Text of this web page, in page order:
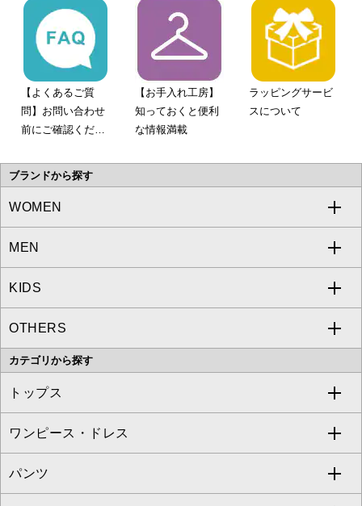
【よくあるご質
問】お問い合わせ
前にご確認くださ
【お手入れ工房】
知っておくと便利
な情報満載
ラッピングサービ
スについて
ブランドから探す
WOMEN
a.v.v
MICHEL KLEIN
MK MICHEL KLEIN
OFUON le MK
MEN
a.v.v
MICHEL KLEIN HOMME
MK MICHEL KLEIN HOMME
KIDS
a.v.v
OTHERS
MK MICHEL KLEIN BAG
カテゴリから探す
トップス
すべてのトップス
カットソー・Tシャツ
ワンピース・ドレス
すべてのワンピース・ドレス
パンツ